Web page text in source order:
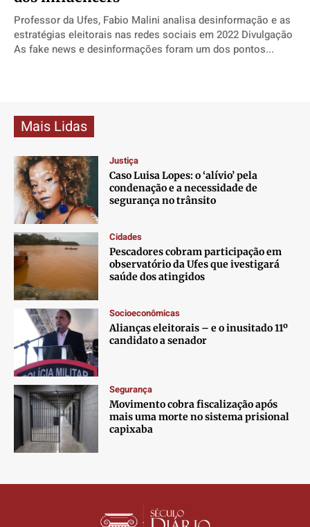
Professor da Ufes, Fabio Malini analisa desinformação e as
estratégias eleitorais nas redes sociais em 2022 Divulgação
As fake news e desinformações foram um dos pontos...
Mais Lidas
Justiça
Caso Luisa Lopes: o ‘alívio’ pela
condenação e a necessidade de
segurança no trânsito
Cidades
Pescadores cobram participação em
observatório da Ufes que ivestigará
saúde dos atingidos
Socioeconômicas
Alianças eleitorais – e o inusitado 11º
candidato a senador
Segurança
Movimento cobra fiscalização após
mais uma morte no sistema prisional
capixaba